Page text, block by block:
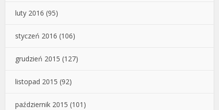
luty 2016 (95)
styczeń 2016 (106)
grudzień 2015 (127)
listopad 2015 (92)
październik 2015 (101)